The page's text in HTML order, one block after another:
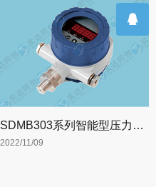
SDMB303系列智能型压力变送控制器【防爆型】
2022/11/09